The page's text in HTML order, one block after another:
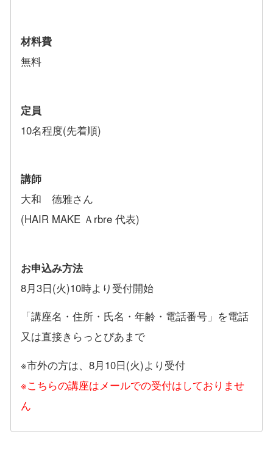
材料費
無料
定員
10名程度(先着順)
講師
大和 德雅さん
(HAIR MAKE Ａrbre 代表)
お申込み方法
8月3日(火)10時より受付開始
「講座名・住所・氏名・年齢・電話番号」を電話
又は直接きらっとぴあまで
※市外の方は、8月10日(火)より受付
※こちらの講座はメールでの受付はしておりませ
ん